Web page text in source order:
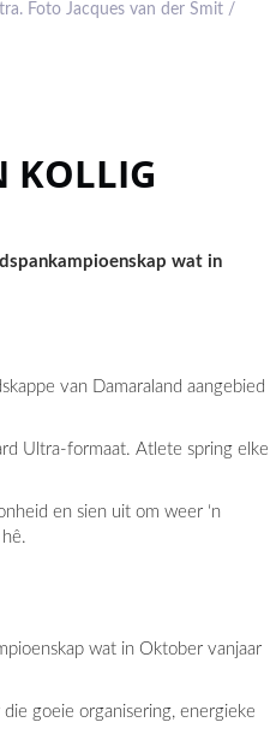
Foto Jacques van der Smit /
KOLLIG
wat in
van Damaraland aangebied
Ultra-formaat. Atlete spring elke
en sien uit om weer ‘n
wat in Oktober vanjaar
goeie organisering, energieke